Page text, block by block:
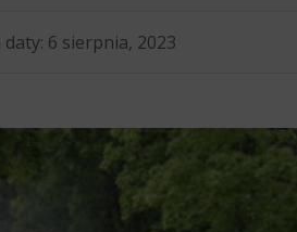
6 sierpnia, 2023